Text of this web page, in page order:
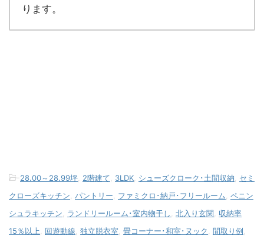
ります。
-28.00～28.99坪 2階建て 3LDK シューズクローク･土間収納
セミ
クローズキッチン パントリー ファミクロ･納戸･フリールーム ペニン
シュラキッチン
ランドリールーム･室内物干し 北入り玄関
収納率
15％以上
回遊動線 独立脱衣室 畳コーナー･和室･ヌック 間取り例